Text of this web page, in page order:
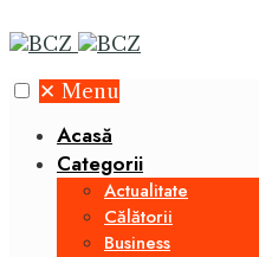
✕ Menu
Acasă
Categorii
Actualitate
Călătorii
Business